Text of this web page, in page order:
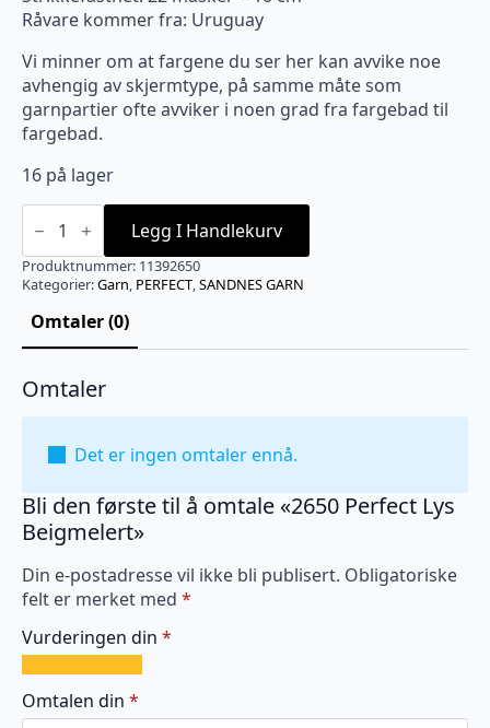
Råvare kommer fra: Uruguay
Vi minner om at fargene du ser her kan avvike noe
avhengig av skjermtype, på samme måte som
garnpartier ofte avviker i noen grad fra fargebad til
fargebad.
16 på lager
2650
Perfect
Beigmelert
antall
Legg I Handlekurv
Produktnummer: 11392650
Kategorier:Garn, PERFECT,SANDNES GARN
Omtaler (0)
Omtaler
Det er ingen omtaler ennå.
Bli den første til å omtale «2650 Perfect Lys
Beigmelert»
Din e-postadresse vil ikke bli publisert. Obligatoriske
felt er merket med *
Vurderingen din *
av
5
av
5
av
5
av
5
av
5
Omtalen din *